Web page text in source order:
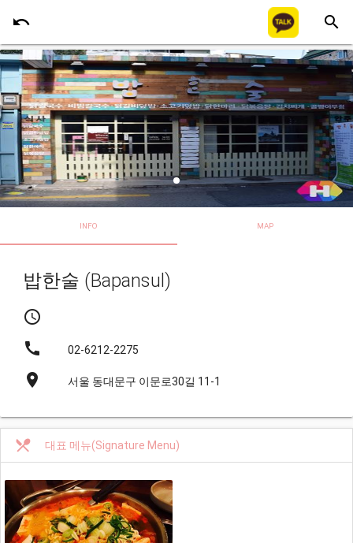
undo search
INFO MAP
밥한술 (Bapansul)
schedule
call
02-6212-2275
place 서울 동대문구 이문로30길 11-1
restaurant_menu 대표 메뉴(Signature Menu)